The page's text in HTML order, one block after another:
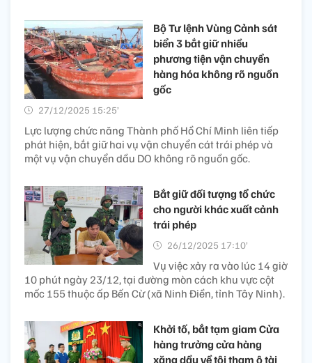
Bộ Tư lệnh Vùng Cảnh sát
biển 3 bắt giữ nhiều
phương tiện vận chuyển
hàng hóa không rõ nguồn
gốc
27/12/2025 15:25’
Lực lượng chức năng Thành phố Hồ Chí Minh liên tiếp
phát hiện, bắt giữ hai vụ vận chuyển cát trái phép và
một vụ vận chuyển dầu DO không rõ nguồn gốc.
Bắt giữ đối tượng tổ chức
cho người khác xuất cảnh
trái phép
26/12/2025 17:10’
Vụ việc xảy ra vào lúc 14 giờ
10 phút ngày 23/12, tại đường mòn cách khu vực cột
mốc 155 thuộc ấp Bến Cừ (xã Ninh Điền, tỉnh Tây Ninh).
Khởi tố, bắt tạm giam Cửa
hàng trưởng cửa hàng
xăng dầu về tội tham ô tài